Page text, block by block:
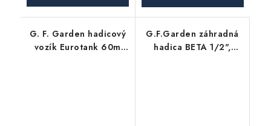
G. F. Garden hadicový
vozík Eurotank 60m
G.F.Garden záhradná
hadica BETA 1/2",